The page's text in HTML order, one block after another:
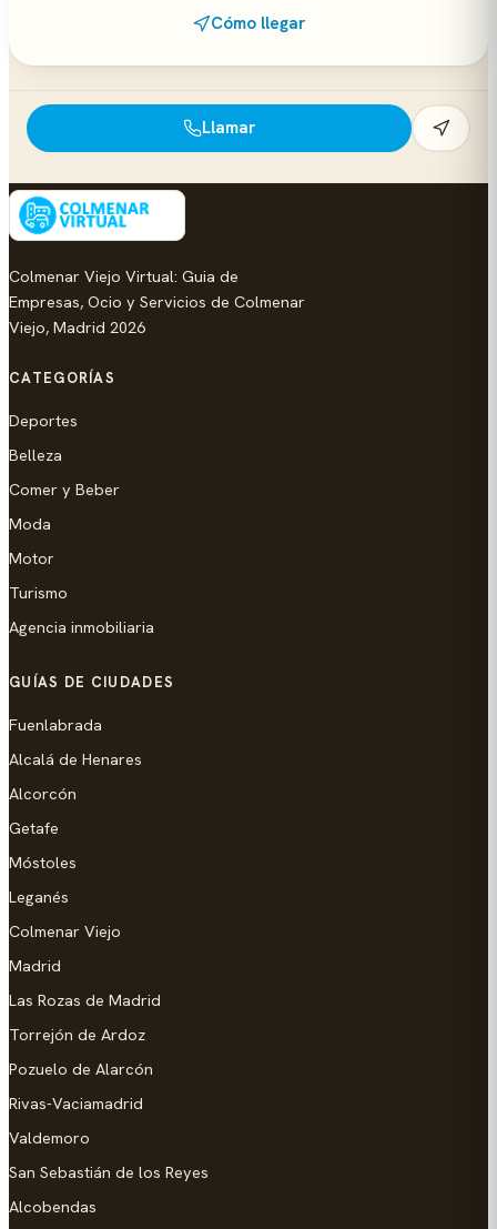
Cómo llegar
Llamar
Colmenar Viejo Virtual: Guia de
Empresas, Ocio y Servicios de Colmenar
Viejo, Madrid 2026
CATEGORÍAS
Deportes
Belleza
Comer y Beber
Moda
Motor
Turismo
Agencia inmobiliaria
GUÍAS DE CIUDADES
Fuenlabrada
Alcalá de Henares
Alcorcón
Getafe
Móstoles
Leganés
Colmenar Viejo
Madrid
Las Rozas de Madrid
Torrejón de Ardoz
Pozuelo de Alarcón
Rivas-Vaciamadrid
Valdemoro
San Sebastián de los Reyes
Alcobendas